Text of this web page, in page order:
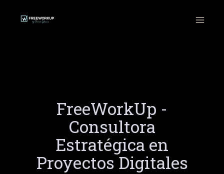
FreeWorkUp -
Consultora
Estratégica en
Proyectos Digitales